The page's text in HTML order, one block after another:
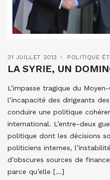
31 JUILLET 2013 POLITIQUE
LA SYRIE, UN
L’impasse tragique du
l’incapacité des dirigeants
conduire une politique
international. L’entre-deux
politique dont les décisions
politiciens internes,
d’obscures sources de
parce qu’elle […]